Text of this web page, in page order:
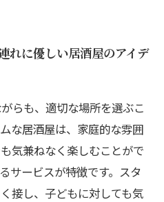
れに優しい居酒屋のアイデ
らも、適切な場所を選ぶこ
な居酒屋は、家庭的な雰囲
気兼ねなく楽しむことがで
サービスが特徴です。スタ
接し、子どもに対しても気